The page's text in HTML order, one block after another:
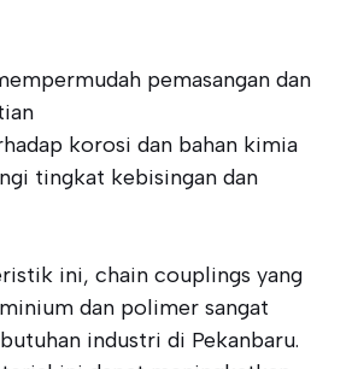
pemasangan dan
korosi dan bahan kimia
tingkat kebisingan dan
ini, chain couplings yang
dan polimer sangat
industri di Pekanbaru.